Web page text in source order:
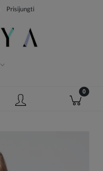
Prisijungti